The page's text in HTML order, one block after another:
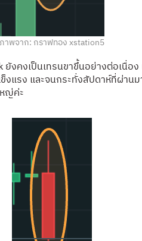
ภาพจาก: กราฟทอง xstation5
งคงเป็นเทรนขาขึ้นอย่างต่อเนื่อ
งแรง และจนกระทั่งสัปดาห์ที่ผ่าน
ญ่ค่ะ